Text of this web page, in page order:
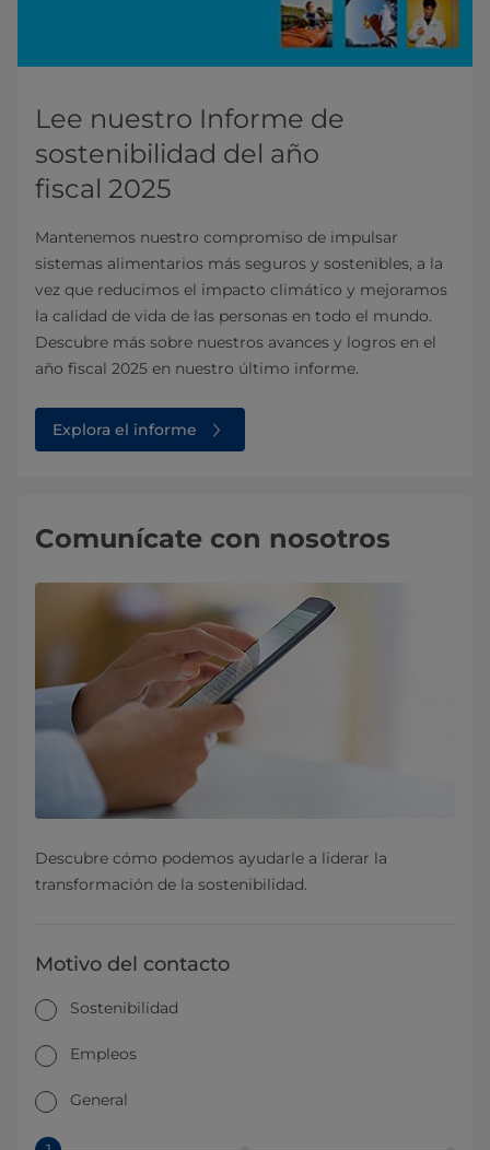
Lee nuestro Informe de
sostenibilidad del año
fiscal 2025
Mantenemos nuestro compromiso de impulsar
sistemas alimentarios más seguros y sostenibles, a la
vez que reducimos el impacto climático y mejoramos
la calidad de vida de las personas en todo el mundo.
Descubre más sobre nuestros avances y logros en el
año fiscal 2025 en nuestro último informe.
Explora el informe
Comunícate con nosotros
Descubre cómo podemos ayudarle a liderar la
transformación de la sostenibilidad.
Motivo del contacto
Sostenibilidad
Empleos
General